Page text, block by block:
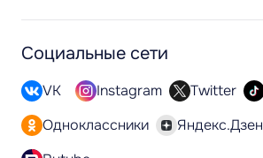
Социальные сети
VK Instagram Twitter
Одноклассники
Яндекс.Дзен